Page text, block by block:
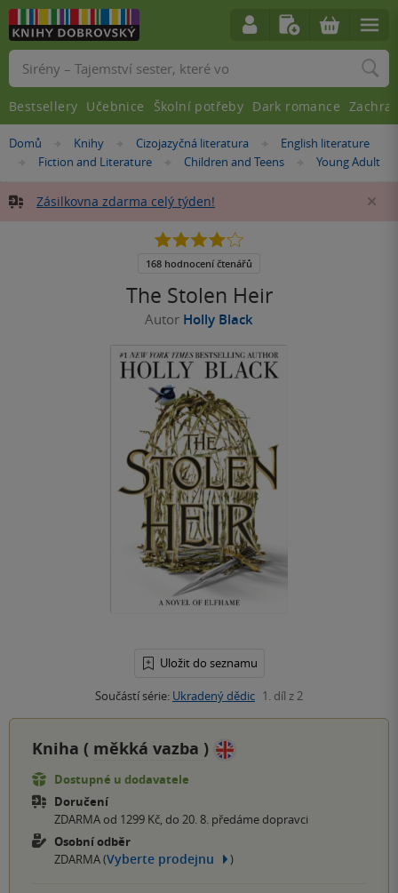
Nacházíte
Domů »Knihy »Cizojazyčná literatura »English literature
»Fiction and Literature »
Children and Teens »
Young Adult
Zásilkovna zdarma celý týden!
The Stolen Heir
Autor Holly Black
Uložit do seznamu
Součástí série: Ukradený dědic 1. díl z 2
4.1
5
168 hodnocení čtenářů
Kniha ( měkká vazba )
Dostupné u dodavatele
Doručení
ZDARMA od 1299 Kč, do 20. 8. předáme dopravci
Osobní odběr
ZDARMA (Vyberte prodejnu )
Vyhledávání
Bestsellery Učebnice Školní potřeby Dark romance